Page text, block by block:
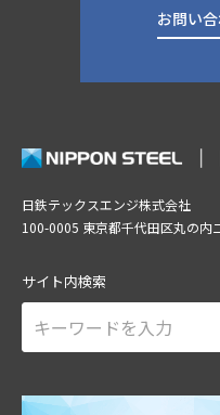
お問い
日鉄テックスエンジ株式会社
100-0005 東京都千代田区丸の内
サイト内検索